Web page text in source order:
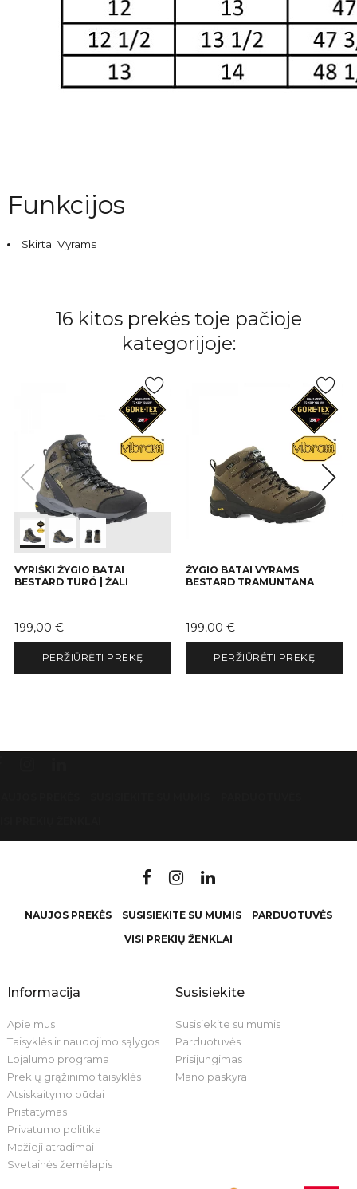
Funkcijos
Skirta: Vyrams
16 kitos prekės toje pačioje
kategorijoje:
VYRIŠKI ŽYGIO BATAI
BESTARD TURÓ | ŽALI
Kaina
199,00 €
PERŽIŪRĖTI PREKĘ
ŽYGIO BATAI VYRAMS
BESTARD TRAMUNTANA
Kaina
199,00 €
PERŽIŪRĖTI PREKĘ
NAUJOS PREKĖS SUSISIEKITE SU MUMIS PARDUOTUVĖS
VISI PREKIŲ ŽENKLAI
Informacija
Apie mus
Taisyklės ir naudojimo sąlygos
Lojalumo programa
Prekių grąžinimo taisyklės
Atsiskaitymo būdai
Pristatymas
Privatumo politika
Mažieji atradimai
Svetainės žemėlapis
Susisiekite
Susisiekite su mumis
Parduotuvės
Prisijungimas
Mano paskyra